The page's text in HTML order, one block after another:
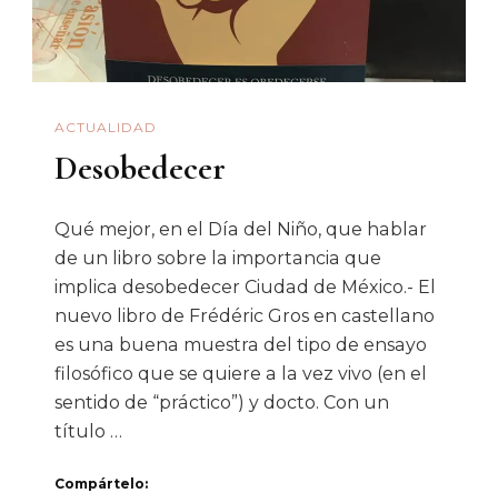
ACTUALIDAD
Desobedecer
Qué mejor, en el Día del Niño, que hablar
de un libro sobre la importancia que
implica desobedecer Ciudad de México.- El
nuevo libro de Frédéric Gros en castellano
es una buena muestra del tipo de ensayo
filosófico que se quiere a la vez vivo (en el
sentido de “práctico”) y docto. Con un
título …
Compártelo: